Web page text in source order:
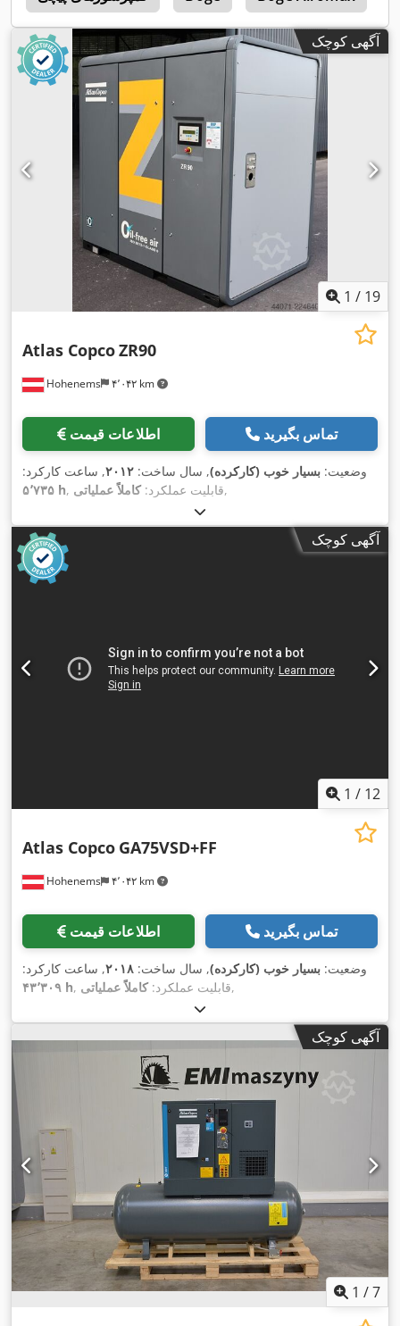
آگهی کوچک
1 / 19
Hohenems ۴٬۰۴۲ km
Atlas CopcoZR90
اطلاعات قیمت تماس بگیرید
وضعیت: بسیار خوب (کارکرده), سال ساخت: ۲۰۱۲, ساعت کارکرد:
۵٬۷۳۵ h
, قابلیت عملکرد:کاملاً عملیاتی ,
آگهی کوچک
1 / 12
Hohenems ۴٬۰۴۲ km
Atlas Copco GA75VSD+FF
اطلاعات قیمت تماس بگیرید
وضعیت: بسیار خوب (کارکرده), سال ساخت: ۲۰۱۸, ساعت کارکرد:
۴۳٬۳۰۹ h
, قابلیت عملکرد:کاملاً عملیاتی ,
آگهی کوچک
1 /7